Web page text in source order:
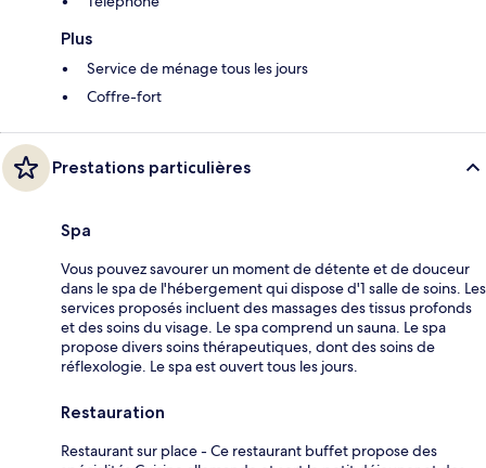
Plus
Service de ménage tous les jours
Coffre-fort
Prestations particulières
Spa
Vous pouvez savourer un moment de détente et de douceur
dans le spa de l'hébergement qui dispose d'1 salle de soins. Les
services proposés incluent des massages des tissus profonds
et des soins du visage. Le spa comprend un sauna. Le spa
propose divers soins thérapeutiques, dont des soins de
réflexologie. Le spa est ouvert tous les jours.
Restauration
Restaurant sur place - Ce restaurant buffet propose des